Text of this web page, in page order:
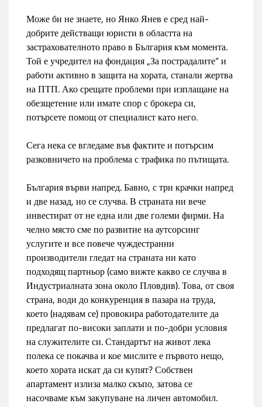
Може би не знаете, но Янко Янев е сред най-
добрите действащи юристи в областта на
застрахователното право в България към момента.
Той е учредител на фондация „За пострадалите“ и
работи активно в защита на хората, станали жертва
на ПТП. Ако срещате проблеми при изплащане на
обезщетение или имате спор с брокера си,
потърсете помощ от специалист като него.
Сега нека се вгледаме във фактите и потърсим
разковничето на проблема с трафика по пътищата.
България върви напред. Бавно, с три крачки напред
и две назад, но се случва. В страната ни вече
инвестират от не една или две големи фирми. На
челно място сме по развитие на аутсорсинг
услугите и все повече чуждестранни
производители гледат на страната ни като
подходящ партньор (само вижте какво се случва в
Индустриалната зона около Пловдив). Това, от своя
страна, води до конкуренция в пазара на труда,
което (надявам се) провокира работодателите да
предлагат по-високи заплати и по-добри условия
на служителите си. Стандартът на живот лека
полека се покачва и кое мислите е първото нещо,
което хората искат да си купят? Собствен
апартамент излиза малко скъпо, затова се
насочваме към закупуване на личен автомобил.